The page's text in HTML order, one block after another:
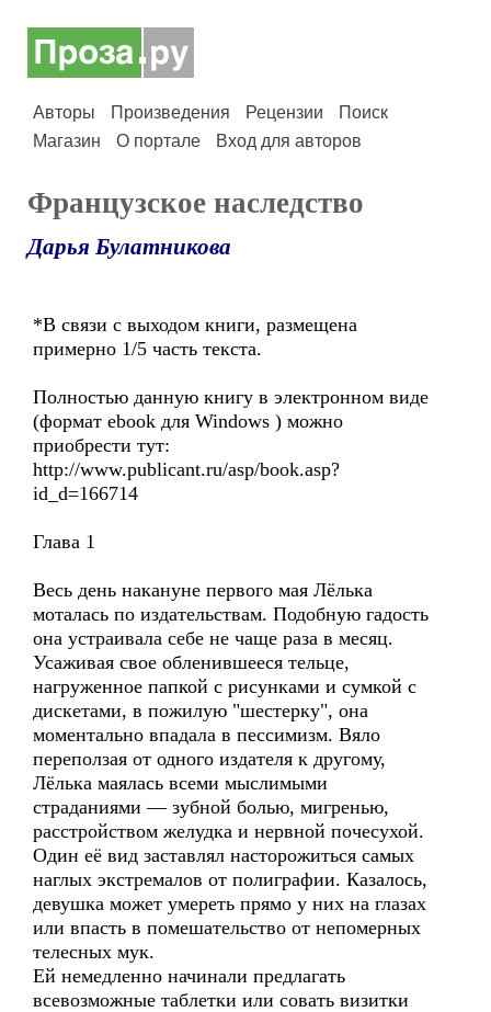
Авторы Произведения Рецензии
Поиск
Магазин
О портале Вход для авторов
Французское наследство
Дарья Булатникова
*В связи с выходом книги, размещена
примерно 1/5 часть текста.
Полностью данную книгу в электронном виде
(формат ebook для Windows ) можно
приобрести тут:
http://www.publicant.ru/asp/book.asp?
id_d=166714
Глава 1
Весь день накануне первого мая Лёлька
моталась по издательствам. Подобную гадость
она устраивала себе не чаще раза в месяц.
Усаживая свое обленившееся тельце,
нагруженное папкой с рисунками и сумкой с
дискетами, в пожилую "шестерку", она
моментально впадала в пессимизм. Вяло
переползая от одного издателя к другому,
Лёлька маялась всеми мыслимыми
страданиями — зубной болью, мигренью,
расстройством желудка и нервной почесухой.
Один её вид заставлял насторожиться самых
наглых экстремалов от полиграфии. Казалось,
девушка может умереть прямо у них на глазах
или впасть в помешательство от непомерных
телесных мук.
Ей немедленно начинали предлагать
всевозможные таблетки или совать визитки